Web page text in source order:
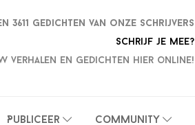
3611 gedichten van onze schrijvers
Schrijf je mee?
verhalen en gedichten hier online!
Publiceer Community